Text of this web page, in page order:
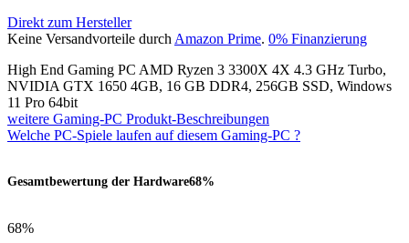
Direkt zum Hersteller
Keine Versandvorteile durch Amazon Prime. 0% Finanzierung
High End Gaming PC AMD Ryzen 3 3300X 4X 4.3 GHz Turbo,
NVIDIA GTX 1650 4GB, 16 GB DDR4, 256GB SSD, Windows
11 Pro 64bit
weitere Gaming-PC Produkt-Beschreibungen
Welche PC-Spiele laufen auf diesem Gaming-PC ?
Gesamtbewertung der Hardware68%
68%